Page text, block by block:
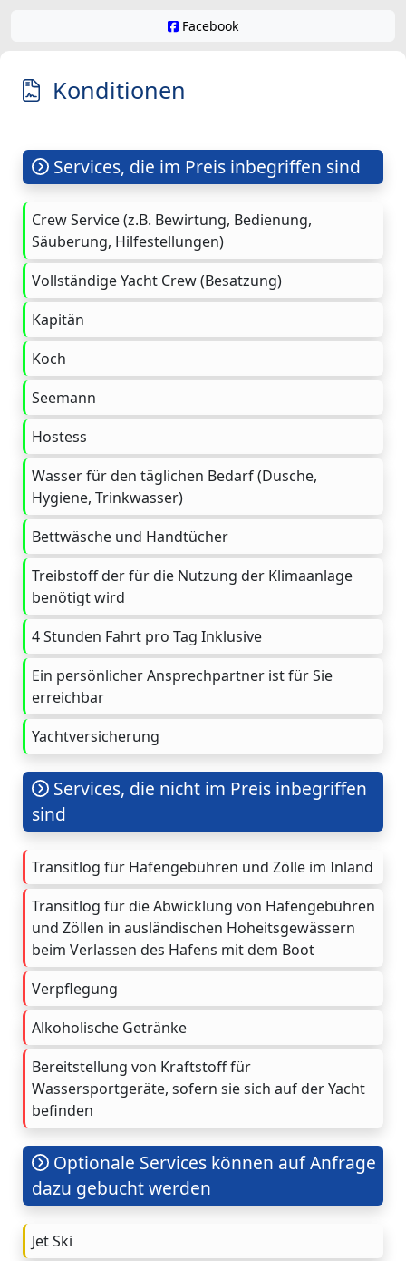
Facebook
Konditionen
Services, die im Preis inbegriffen sind
Crew Service (z.B. Bewirtung, Bedienung,
Säuberung, Hilfestellungen)
Vollständige Yacht Crew (Besatzung)
Kapitän
Koch
Seemann
Hostess
Wasser für den täglichen Bedarf (Dusche,
Hygiene, Trinkwasser)
Bettwäsche und Handtücher
Treibstoff der für die Nutzung der Klimaanlage
benötigt wird
4 Stunden Fahrt pro Tag Inklusive
Ein persönlicher Ansprechpartner ist für Sie
erreichbar
Yachtversicherung
Services, die nicht im Preis inbegriffen
sind
Transitlog für Hafengebühren und Zölle im Inland
Transitlog für die Abwicklung von Hafengebühren
und Zöllen in ausländischen Hoheitsgewässern
beim Verlassen des Hafens mit dem Boot
Verpflegung
Alkoholische Getränke
Bereitstellung von Kraftstoff für
Wassersportgeräte, sofern sie sich auf der Yacht
befinden
Optionale Services können auf Anfrage
dazu gebucht werden
Jet Ski